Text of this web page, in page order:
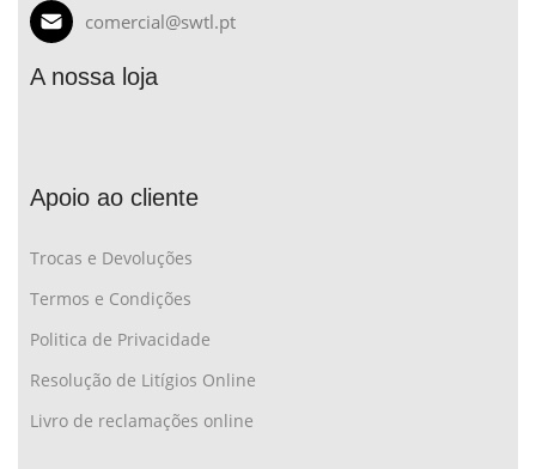
comercial@swtl.pt
A nossa loja
Apoio ao cliente
Trocas e Devoluções
Termos e Condições
Politica de Privacidade
Resolução de Litígios Online
Livro de reclamações online